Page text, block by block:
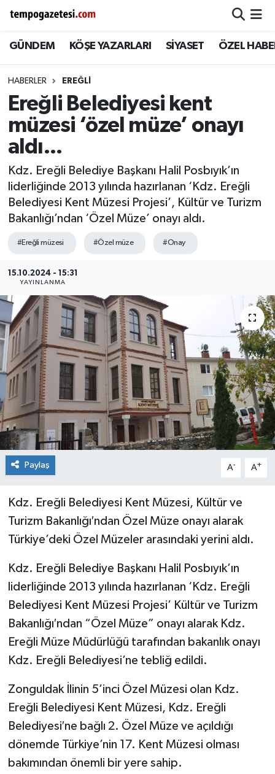
GÜNDEM KÖŞE YAZARLARI SİYASET ÖZEL
HABERLER EREĞLI
Ereğli Belediyesi kent
müzesi ‘özel müze’ onayı
aldı...
Kdz. Ereğli Belediye Başkanı Halil Posbıyık’ın
liderliğinde 2013 yılında hazırlanan ‘Kdz. Ereğli
Belediyesi Kent Müzesi Projesi’, Kültür ve Turizm
Bakanlığı’ndan ‘Özel Müze’ onayı aldı.
#Ereğli müzesi #Özel müze #Onay
15.10.2024 - 15:31
YAYINLANMA
Paylaş A- A+
Kdz. Ereğli Belediyesi Kent Müzesi, Kültür ve
Turizm Bakanlığı′ndan Özel Müze onayı alarak
Türkiye’deki Özel Müzeler arasındaki yerini aldı.
Kdz. Ereğli Belediye Başkanı Halil Posbıyık’ın
liderliğinde 2013 yılında hazırlanan ‘Kdz. Ereğli
Belediyesi Kent Müzesi Projesi’ Kültür ve Turizm
Bakanlığı′ndan “Özel Müze” onayı alarak Kdz.
Ereğli Müze Müdürlüğü tarafından bakanlık onayı
Kdz. Ereğli Belediyesi’ne tebliğ edildi.
Zonguldak İlinin 5’inci Özel Müzesi olan Kdz.
Ereğli Belediyesi Kent Müzesi, Kdz. Ereğli
Belediyesi′ne bağlı 2. Özel Müze ve açıldığı
dönemde Türkiye’nin 17. Kent Müzesi olması
bakımından önemli bir yere sahip.
Alaplı
Çaycuma
Devrek
Ereğli
Gökçebey
GÜNDEM
Siyaset
SPOR
YAŞAM
Zonguldak
Zonguldak Nöbetçi Eczaneler
Zonguldak Hava Durumu
Zonguldak Namaz Vakitleri
Zonguldak Trafik Yoğunluk Haritası
Süper Lig Puan Durumu ve Fikstür
Tüm Manşetler